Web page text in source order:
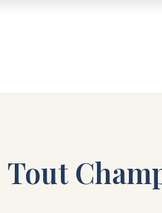
Tout